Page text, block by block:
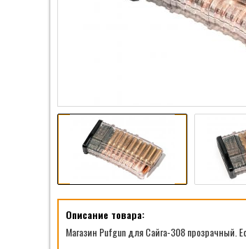
Описание товара:
Магазин Pufgun для Сайга-308 прозрачный.